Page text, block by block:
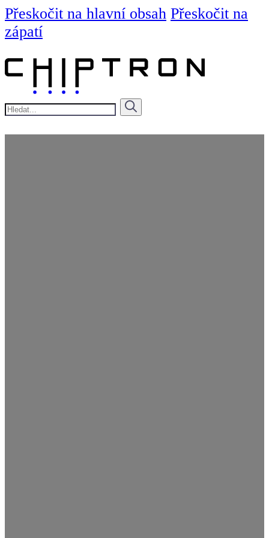
Přeskočit na hlavní obsah Přeskočit na
zápatí
Hledat